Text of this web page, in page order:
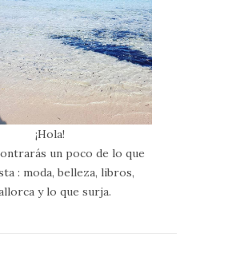
¡Hola!
un poco de lo que
: moda, belleza, libros,
y lo que surja.